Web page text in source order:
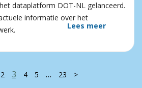
dataplatform DOT-NL gelanceerd.
informatie over het
Lees meer
2 3 4 5 … 23 >